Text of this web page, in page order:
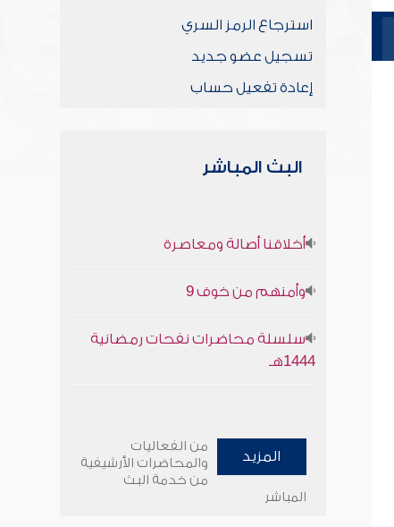
استرجاع الرمز السري
تسجيل عضو جديد
إعادة تفعيل حساب
البث المباشر
أخلاقنا أصالة ومعاصرة
وأمنهم من خوف 9
سلسلة محاضرات نفحات رمضانية
1444هـ
المزيد
من الفعاليات
والمحاضرات الأرشيفية
من خدمة البث
المباشر